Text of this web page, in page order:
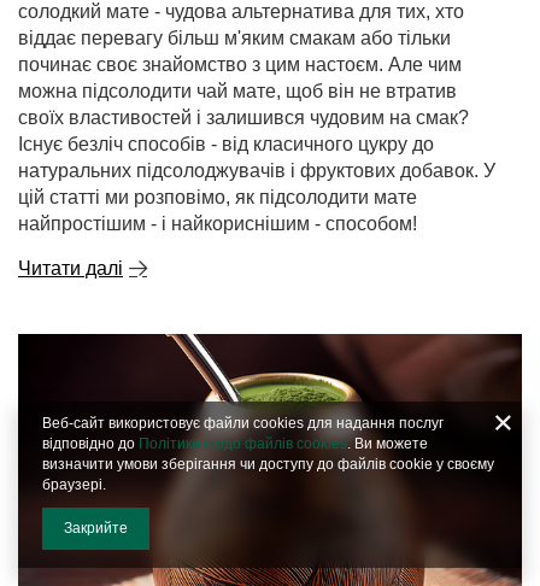
солодкий мате - чудова альтернатива для тих, хто
віддає перевагу більш м'яким смакам або тільки
починає своє знайомство з цим настоєм. Але чим
можна підсолодити чай мате, щоб він не втратив
своїх властивостей і залишився чудовим на смак?
Існує безліч способів - від класичного цукру до
натуральних підсолоджувачів і фруктових добавок. У
цій статті ми розповімо, як підсолодити мате
найпростішим - і найкориснішим - способом!
Читати далі
Веб-сайт використовує файли cookies для надання послуг
відповідно до Політики щодо файлів cookies. Ви можете
визначити умови зберігання чи доступу до файлів cookie у своєму
браузері.
Закрийте